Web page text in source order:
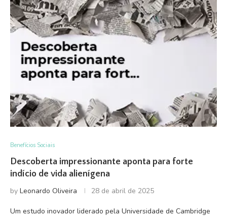
Benefícios Sociais
Descoberta impressionante aponta para forte
indício de vida alienígena
by Leonardo Oliveira 28 de abril de 2025
Um estudo inovador liderado pela Universidade de Cambridge